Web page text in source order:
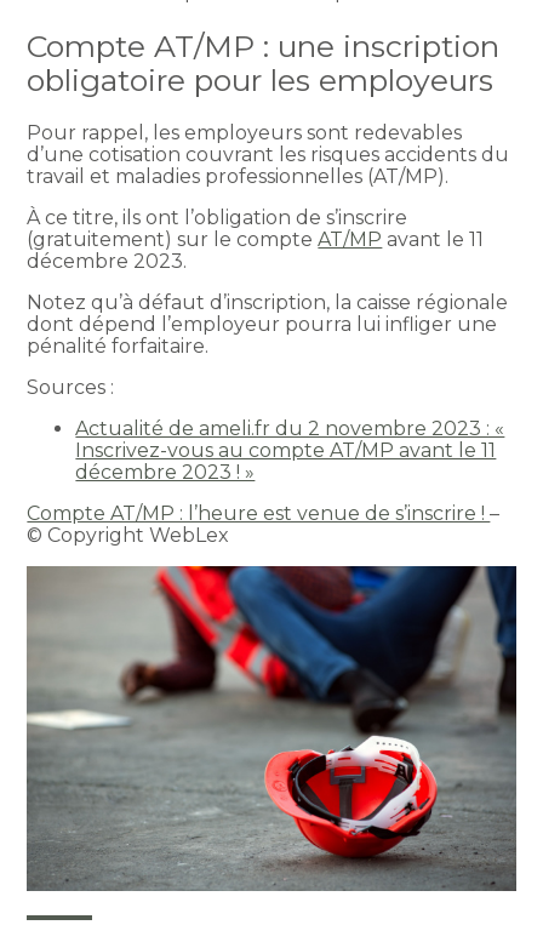
Compte AT/MP : une inscription
obligatoire pour les employeurs
Pour rappel, les employeurs sont redevables
d’une cotisation couvrant les risques accidents du
travail et maladies professionnelles (AT/MP).
À ce titre, ils ont l’obligation de s’inscrire
(gratuitement) sur le compteAT/MP avant le 11
décembre 2023.
Notez qu’à défaut d’inscription, la caisse régionale
dont dépend l’employeur pourra lui infliger une
pénalité forfaitaire.
Sources :
Actualité de ameli.fr du 2 novembre 2023 : «
Inscrivez-vous au compte AT/MP avant le 11
décembre 2023 ! »
Compte AT/MP : l’heure est venue de s’inscrire !–
© Copyright WebLex